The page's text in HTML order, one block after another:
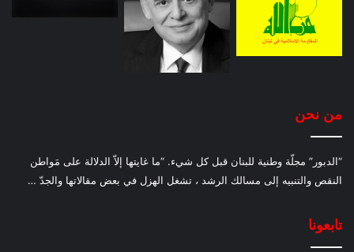
من نحن
“الدبور” مجلّة وطنية للبنان قبل كل شيء. “ما غايتها إلاّ الدلالة على مَواطن
النقص والتنبيه إلى مسالك الرشد ، تشغل الهزل في بعض مقالاتها والجدّ …
تابعونا